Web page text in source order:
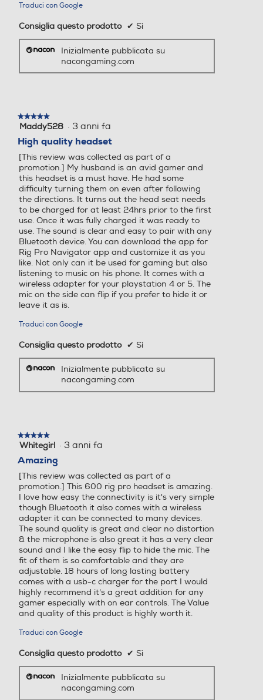
Traduci con Google
Consiglia questo prodotto ✔ Sì
Inizialmente pubblicata su
nacongaming.com
★★★★★
★★★★★
5
5
stelle.
Maddy528 · 3 anni fa
High quality headset
[This review was collected as part of a
promotion.] My husband is an avid gamer and
this headset is a must have. He had some
difficulty turning them on even after following
the directions. It turns out the head seat needs
to be charged for at least 24hrs prior to the first
use. Once it was fully charged it was ready to
use. The sound is clear and easy to pair with any
Bluetooth device. You can download the app for
Rig Pro Navigator app and customize it as you
like. Not only can it be used for gaming but also
listening to music on his phone. It comes with a
wireless adapter for your playstation 4 or 5. The
mic on the side can flip if you prefer to hide it or
leave it as is.
Traduci con Google
Consiglia questo prodotto ✔ Sì
Inizialmente pubblicata su
nacongaming.com
★★★★★
★★★★★
5
5
stelle.
Whitegirl · 3 anni fa
Amazing
[This review was collected as part of a
promotion.] This 600 rig pro headset is amazing.
I love how easy the connectivity is it's very simple
though Bluetooth it also comes with a wireless
adapter it can be connected to many devices.
The sound quality is great and clear no distortion
& the microphone is also great it has a very clear
sound and I like the easy flip to hide the mic. The
fit of them is so comfortable and they are
adjustable. 18 hours of long lasting battery
comes with a usb-c charger for the port I would
highly recommend it's a great addition for any
gamer especially with on ear controls. The Value
and quality of this product is highly worth it.
Traduci con Google
Consiglia questo prodotto ✔ Sì
Inizialmente pubblicata su
nacongaming.com